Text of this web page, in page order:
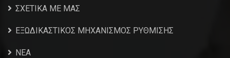
ΣΧΕΤΙΚΑ ΜΕ ΜΑΣ
ΕΞΩΔΙΚΑΣΤΙΚΟΣ ΜΗΧΑΝΙΣΜΟΣ ΡΥΘΜΙΣΗΣ
NEA